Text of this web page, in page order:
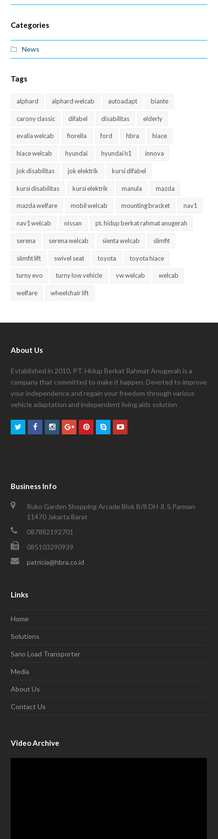
Categories
News
Tags
alphard alphard welcab autoadapt biante
carony classic difabel disabilitas elderly
evalia welcab fiorella ford hbra hiace
hiace welcab hyundai hyundai h1 innova
jok disabilitas jok elektrik kursi difabel
kursi disabilitas kursi elektrik manula mazda
mazda welfare mobil welcab mounting bracket nav1
nav1 welcab nissan pt. hidup berkat rahmat anugerah
serena serena welcab sienta welcab slimfit
slimfit lift swivel seat toyota toyota hiace
turny evo turny low vehicle vw welcab welcab
welfare wheelchair lift
About Us
Established in 2010, PT. Hidup Berkat Rahmat Anugerah is a
company that committed to make it happen. Devoted to improve
your independence and regain your freedom through various
vehicle adaptation and independent living aids solution
Business Info
Ruko Garden Shopping Arcade Blok B/8 DH Jl. S.Parman
11470 Jakarta Barat
087882192701
085103290939
patricia@hbra.co.id
Links
Home
Solutions
Sano Load Transporter
Media
About Us
Contact Us
Video Archive